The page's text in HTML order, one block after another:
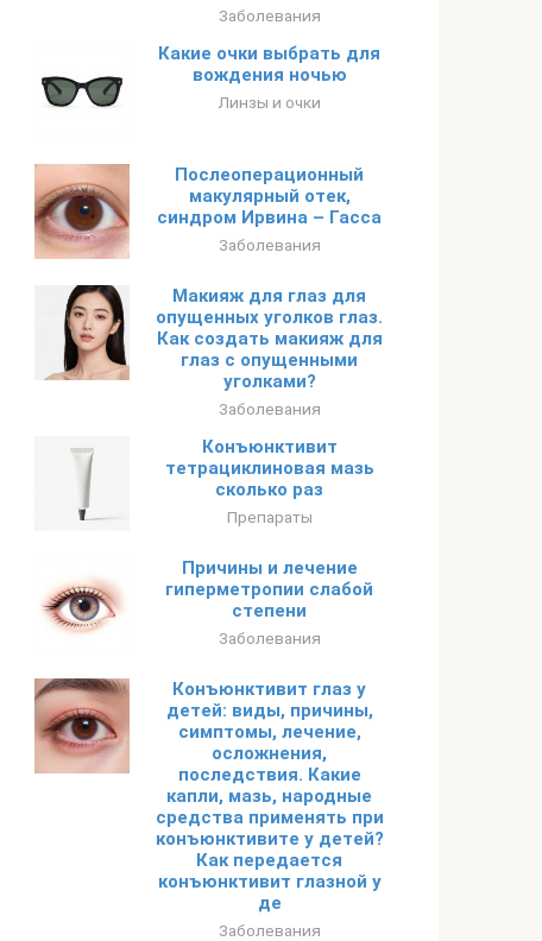
Заболевания
Какие очки выбрать для
вождения ночью
Линзы и очки
Послеоперационный
макулярный отек,
синдром Ирвина – Гасса
Заболевания
Макияж для глаз для
опущенных уголков глаз.
Как создать макияж для
глаз с опущенными
уголками?
Заболевания
Конъюнктивит
тетрациклиновая мазь
сколько раз
Препараты
Причины и лечение
гиперметропии слабой
степени
Заболевания
Конъюнктивит глаз у
детей: виды, причины,
симптомы, лечение,
осложнения,
последствия. Какие
капли, мазь, народные
средства применять при
конъюнктивите у детей?
Как передается
конъюнктивит глазной у
де
Заболевания